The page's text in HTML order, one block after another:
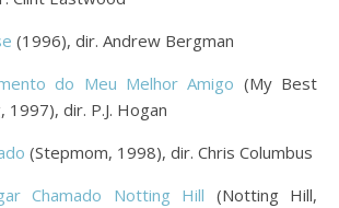
(1996), dir. Andrew Bergman
do Meu Melhor Amigo (My Best
1997), dir. P.J. Hogan
(Stepmom, 1998), dir. Chris Columbus
Chamado Notting Hill (Notting Hill,